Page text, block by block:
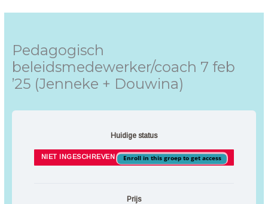
Pedagogisch
beleidsmedewerker/coach 7 feb
’25 (Jenneke + Douwina)
Huidige status
NIET INGESCHREVEN Enroll in this groep to get access
Prijs